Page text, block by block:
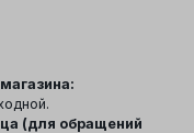
(для обращений